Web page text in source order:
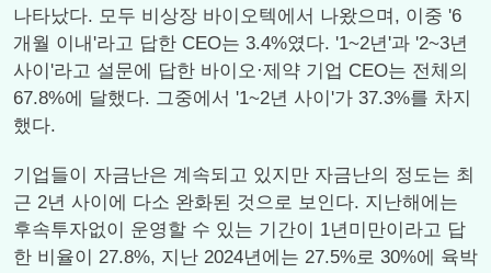
나타났다. 모두 비상장 바이오텍에서 나왔으며, 이중 '6
개월 이내'라고 답한 CEO는 3.4%였다. '1~2년'과 '2~3년
사이'라고 설문에 답한 바이오·제약 기업 CEO는 전체의
67.8%에 달했다. 그중에서 '1~2년 사이'가 37.3%를 차지
했다.
기업들이 자금난은 계속되고 있지만 자금난의 정도는 최
근 2년 사이에 다소 완화된 것으로 보인다. 지난해에는
후속투자없이 운영할 수 있는 기간이 1년미만이라고 답
한 비율이 27.8%, 지난 2024년에는 27.5%로 30%에 육박